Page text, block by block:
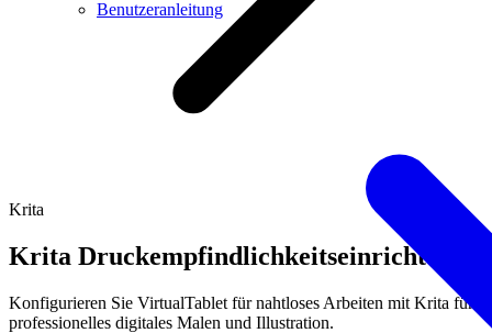
Benutzeranleitung
Krita
Krita Druckempfindlichkeitseinrichtung
Konfigurieren Sie VirtualTablet für nahtloses Arbeiten mit Krita für
professionelles digitales Malen und Illustration.